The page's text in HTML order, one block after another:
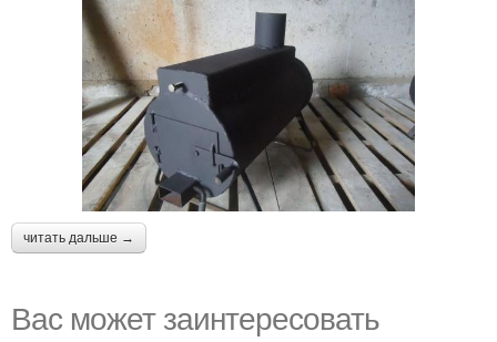
читать дальше →
Вас может заинтересовать